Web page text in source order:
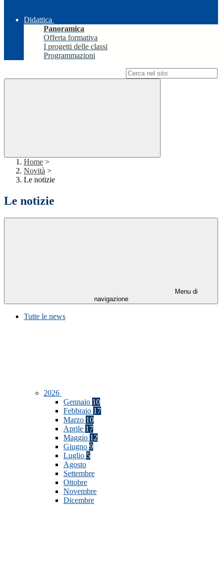
Didattica
Panoramica
Offerta formativa
I progetti delle classi
Programmazioni
Home >
Novità >
Le notizie
Le notizie
Menu di
navigazione
Tutte le news
2026
Gennaio 10
Febbraio 17
Marzo 10
Aprile 17
Maggio 12
Giugno 9
Luglio 5
Agosto
Settembre
Ottobre
Novembre
Dicembre